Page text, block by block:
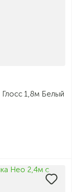
Глосс 1,8м Белый